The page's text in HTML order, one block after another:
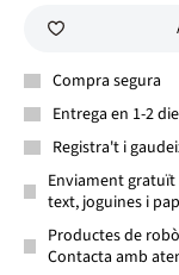
Compra segura
Entrega en 1-2
Registra't i
Enviament gratuït
text, joguines i
Productes de
Contacta amb